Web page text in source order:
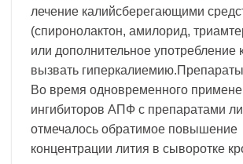
лечение калийсберегающими
(спиронолактон, амилорид,
или дополнительное употребление
вызвать
Во время одновременного
ингибиторов АПФ с препаратами
отмечалось обратимое повышение
концентрации лития в сыворотке